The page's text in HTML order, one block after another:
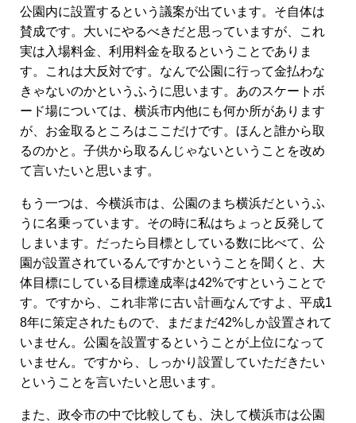
公園内に設置するという議案が出ています。そ自体は
賛成です。大いにやるべきだと思っていますが、これ
実は入場料金、利用料金を取るということでありま
す。これは大反対です。なんで公園に行って金払わな
きゃないのかというふうに思います。あのスケートボ
ード場については、横浜市内他にも何か所があります
が、お金取るところはここだけです。ほんと誰から取
るのかと。子供から取るんじゃないということを改め
て言いたいと思います。
もう一つは、今横浜市は、公園のまち横浜だというふ
うに名乗っています。その時に私はちょっと反発して
しまいます。だったら目標としている数に比べて、公
園が設置されているんですかということを聞くと、大
体目標にしている目標達成率は42%ですということで
す。ですから、これ非常に古い計画なんですよ、平成1
8年に策定されたもので、まだまだ42%しか設置されて
いません。公園を設置するということが上位になって
いません。ですから、しっかり設置していただきたい
ということを言いたいと思います。
また、政令市の中で比較しても、決して横浜市は公園